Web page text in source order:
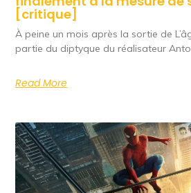
[critique]
À peine un mois après la sortie de
partie du diptyque du réalisateur
Read More